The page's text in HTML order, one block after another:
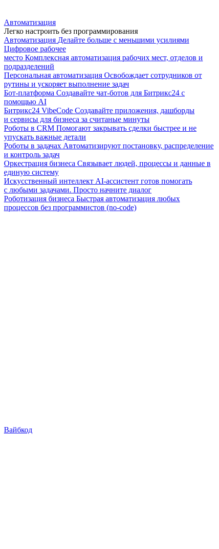
Автоматизация
Легко настроить без программирования
Автоматизация Делайте больше с меньшими усилиями
Цифровое рабочее
место Комплексная автоматизация рабочих мест, отделов и
подразделений
Персональная автоматизация Освобождает сотрудников от
рутины и ускоряет выполнение задач
Бот-платформа Создавайте чат-ботов для Битрикс24 с
помощью AI
Битрикс24 VibeCode Создавайте приложения, дашборды
и сервисы для бизнеса за считаные минуты
Роботы в CRM Помогают закрывать сделки быстрее и не
упускать важные детали
Роботы в задачах Автоматизируют постановку, распределение
и контроль задач
Оркестрация бизнеса Связывает людей, процессы и данные в
единую систему
Искусственный интеллект AI-ассистент готов помогать
с любыми задачами. Просто начните диалог
Роботизация бизнеса Быстрая автоматизация любых
процессов без программистов (no-code)
Вайбкод